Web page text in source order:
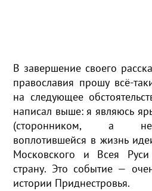
В завершение своего
православия прошу всё-
на следующее
написал выше: я являюсь
(сторонником, а не
воплотившейся в жизнь
Московского и Всея
страну. Это событие —
истории Приднестровья.